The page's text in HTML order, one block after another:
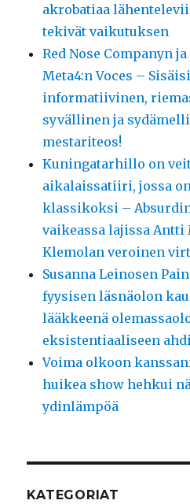
akrobatiaa
tekivät vaikutuksen
Red Nose Companyn
Meta4:n Voces –
informatiivinen,
syvällinen ja
mestariteos!
Kuningatarhillo on
aikalaissatiiri, jossa
klassikoksi –
vaikeassa lajissa Antti
Klemolan veroinen
Susanna Leinosen
fyysisen läsnäolon
lääkkeenä
eksistentiaaliseen
Voima olkoon
huikea show hehkui
ydinlämpöä
KATEGORIAT